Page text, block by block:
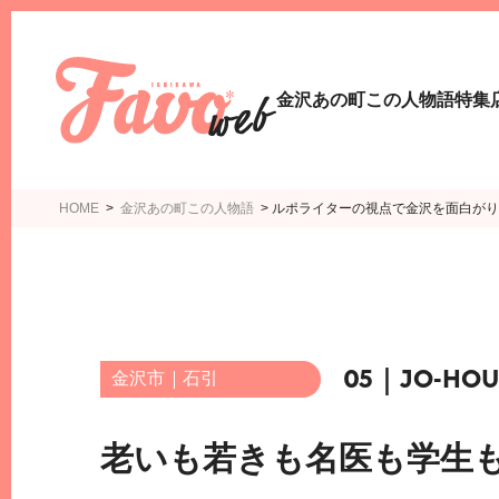
金沢あの町この人物語特集
HOME > 金沢あの町この人物語 > ルポライターの視点で金沢を面白が
金沢市 石引 05 JO-
老いも若きも名医も学生